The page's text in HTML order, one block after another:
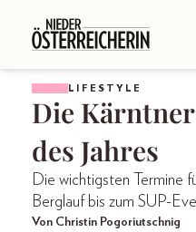
LIFESTYLE
Die
des Jahres
Die wichtigsten Termine
Berglauf bis zum SUP-
Von Christin Pogoriutschnig